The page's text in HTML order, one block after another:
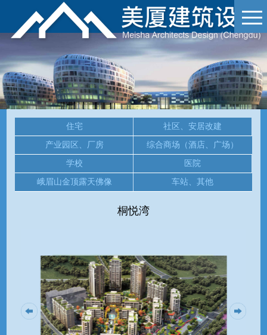
住宅 社区、安居改建
产业园区、厂房 综合商场（酒店、广场）
学校 医院
峨眉山金顶露天佛像 车站、其他
桐悦湾